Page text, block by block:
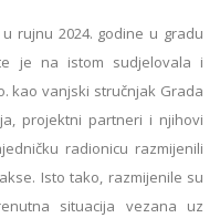
rujnu 2024. godine u gradu
je na istom sudjelovala i
kao vanjski stručnjak Grada
projektni partneri i njihovi
radionicu razmijenili
Isto tako, razmijenile su
situacija vezana uz